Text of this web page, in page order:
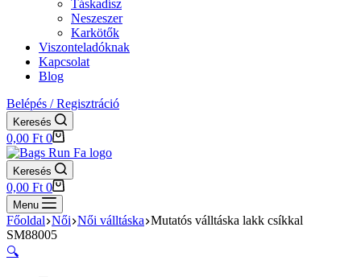
Táskadísz
Neszeszer
Karkötők
Viszonteladóknak
Kapcsolat
Blog
Belépés / Regisztráció
Keresés
Shopping
cart
0,00 Ft 0
Keresés
Shopping
cart
0,00 Ft 0
Menu
Főoldal Női Női válltáska Mutatós válltáska lakk csíkkal
SM88005
🔍